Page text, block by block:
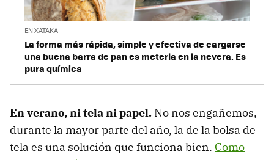
EN XATAKA
La forma más rápida, simple y efectiva de cargarse
una buena barra de pan es meterla en la nevera. Es
pura química
En verano, ni tela ni papel. No nos engañemos,
durante la mayor parte del año, la de la bolsa de
tela es una solución que funciona bien. Como